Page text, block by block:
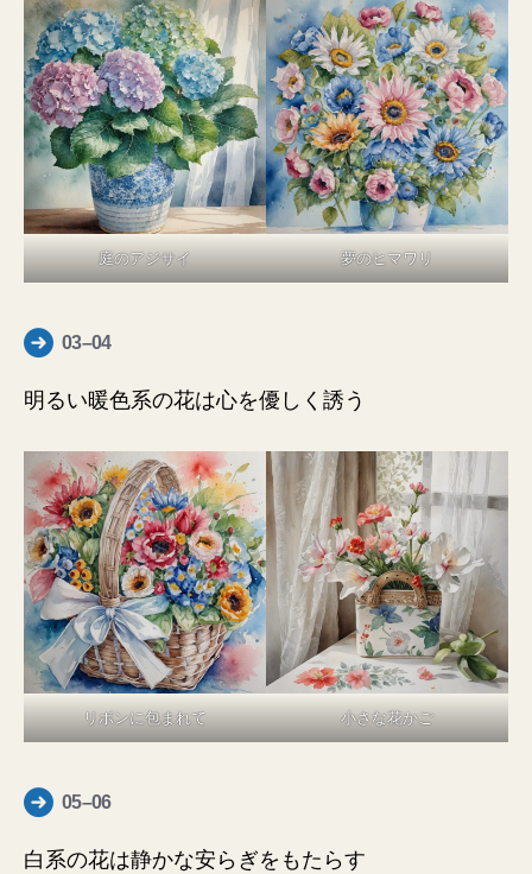
庭のアジサイ 夢のヒマワリ
03–04
明るい暖色系の花は心を優しく誘う
リボンに包まれて 小さな花かご
05–06
白系の花は静かな安らぎをもたらす